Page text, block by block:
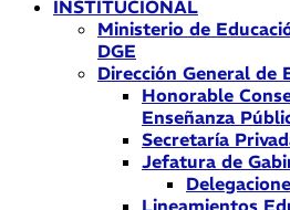
INSTITUCIONAL
Ministerio de
DGE
Dirección General de
Honorable
Enseñanza
Secretaría
Jefatura de
Lineamientos